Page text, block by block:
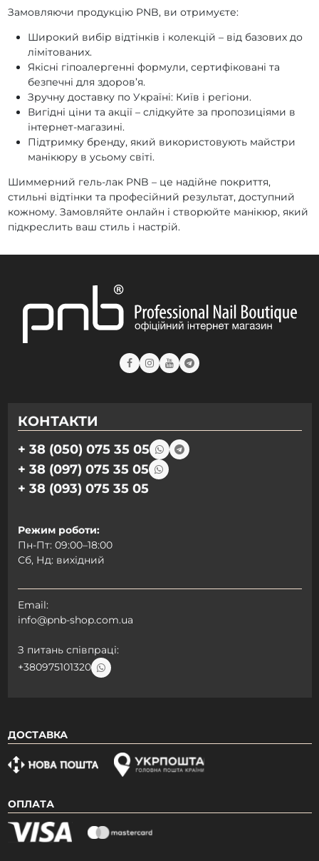
Замовляючи продукцію PNB, ви отримуєте:
Широкий вибір відтінків і колекцій – від базових до
лімітованих.
Якісні гіпоалергенні формули, сертифіковані та
безпечні для здоров’я.
Зручну доставку по Україні: Київ і регіони.
Вигідні ціни та акції – слідкуйте за пропозиціями в
інтернет-магазині.
Підтримку бренду, який використовують майстри
манікюру в усьому світі.
Шиммерний гель-лак PNB – це надійне покриття,
стильні відтінки та професійний результат, доступний
кожному. Замовляйте онлайн і створюйте манікюр, який
підкреслить ваш стиль і настрій.
ДОСТАВКА
ОПЛАТА
КОНТАКТИ
+ 38 (050) 075 35 05
+ 38 (097) 075 35 05
+ 38 (093) 075 35 05
Режим роботи:
Пн-Пт: 09:00–18:00
Сб, Нд: вихідний
Email:
info@pnb-shop.com.ua
З питань співпраці:
+380975101320
Даруємо знижку
Реєструйся та отримай автоматичну
знижку -15% на перше замовлення